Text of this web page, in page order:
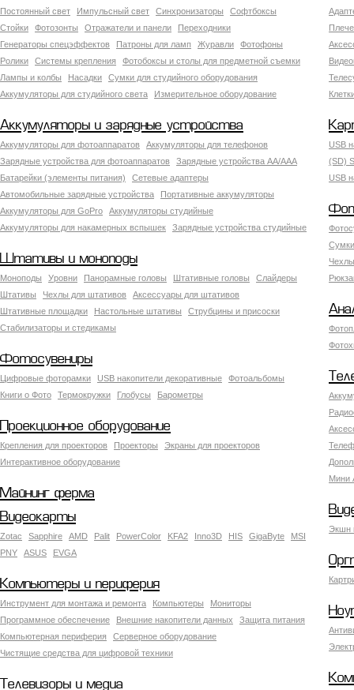
Постоянный свет Импульсный свет Синхронизаторы
Софтбоксы
Стойки
Фотозонты Отражатели и панели
Переходники
Генераторы спецэффектов
Патроны для ламп Журавли
Фотофоны
Ролики
Системы крепления
Фотобоксы и столы для предметной съемки
Лампы и колбы
Насадки
Сумки для студийного оборудования
Аккумуляторы для студийного света
Измерительное оборудование
Аккумуляторы и зарядные устройства
Аккумуляторы для фотоаппаратов
Аккумуляторы для телефонов
Зарядные устройства для фотоаппаратов
Зарядные устройства AA/AAA
Батарейки (элементы питания)
Сетевые адаптеры
Автомобильные зарядные устройства
Портативные аккумуляторы
Аккумуляторы для GoPro
Аккумуляторы студийные
Аккумуляторы для накамерных вспышек
Зарядные устройства студийные
USB
(SD)
USB
Штативы и моноподы
Моноподы Уровни Панорамные головы Штативные головы
Слайдеры
Штативы
Чехлы для штативов
Аксессуары для штативов
Штативные площадки
Настольные штативы
Струбцины и присоски
Стабилизаторы и стедикамы
Фотосувениры
Цифровые фоторамки USB накопители декоративные
Фотоальбомы
Книги о Фото
Термокружки Глобусы Барометры
Мини
Проекционное оборудование
Крепления для проекторов Проекторы
Экраны для проекторов
Интерактивное оборудование
Майнинг ферма
Экшн
Видеокарты
Zotac Sapphire AMD Palit PowerColor KFA2 Inno3D HIS GigaByte
MSI
PNY
ASUS EVGA
Компьютеры и периферия
Инструмент для монтажа и ремонта Компьютеры
Мониторы
Программное обеспечение
Внешние накопители данных
Защита питания
Компьютерная периферия
Серверное оборудование
Чистящие средства для цифровой техники
Телевизоры и медиа